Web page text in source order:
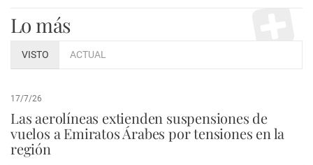
Lo más
VISTO ACTUAL
17/7/26
Las aerolíneas extienden suspensiones de
vuelos a Emiratos Árabes por tensiones en la
región